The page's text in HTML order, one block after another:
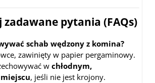
zadawane pytania (FAQs)
schab wędzony z komina?
zawinięty w papier pergaminowy.
w chłodnym,
, jeśli nie jest krojony.